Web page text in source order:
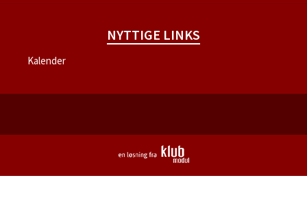
NYTTIGE LINKS
Kalender